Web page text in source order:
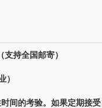
持全国邮寄）
的考验。如果定期接受